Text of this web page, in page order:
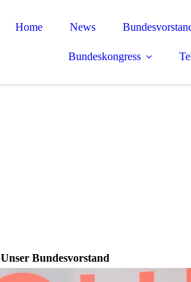
Home News
Bundeskongress
Unser Bundes­vorstand